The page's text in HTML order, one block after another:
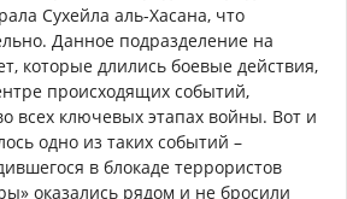
Сухейла аль-Хасана, что
Данное подразделение на
которые длились боевые действия,
происходящих событий,
всех ключевых этапах войны. Вот и
одно из таких событий –
в блокаде террористов
оказались рядом и не бросили